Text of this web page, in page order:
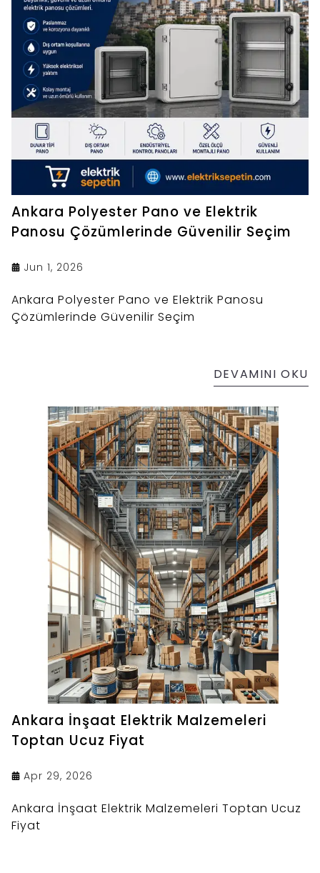
Ankara Polyester Pano ve Elektrik
Panosu Çözümlerinde Güvenilir Seçim
Jun 1, 2026
Ankara Polyester Pano ve Elektrik Panosu
Çözümlerinde Güvenilir Seçim
DEVAMINI OKU
Ankara İnşaat Elektrik Malzemeleri
Toptan Ucuz Fiyat
Apr 29, 2026
Ankara İnşaat Elektrik Malzemeleri Toptan Ucuz
Fiyat